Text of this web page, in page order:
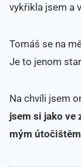
vykřikla jsem a
Tomáš se na
Je to jenom
Na chvíli jsem
jsem si jako ve
mým útočištěm